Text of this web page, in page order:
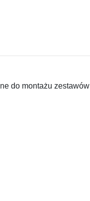
do montażu zestawów